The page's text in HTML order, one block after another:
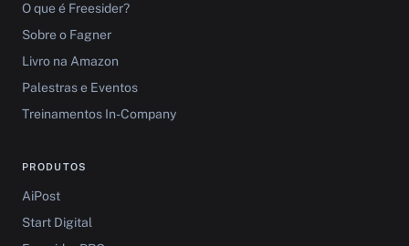
O que é Freesider?
Sobre o Fagner
Livro na Amazon
Palestras e Eventos
Treinamentos In-Company
PRODUTOS
AiPost
Start Digital